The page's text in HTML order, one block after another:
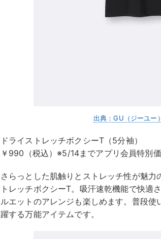
出典：GU（ジーユー
ドライストレッチボクシーT（5分袖）
￥990（税込）※5/14までアプリ会員特別
さらっとした肌触りとストレッチ性が魅
トレッチボクシーT。吸汗速乾機能で快適
ルエットのアレンジも楽しめます。普段
躍する万能アイテムです。